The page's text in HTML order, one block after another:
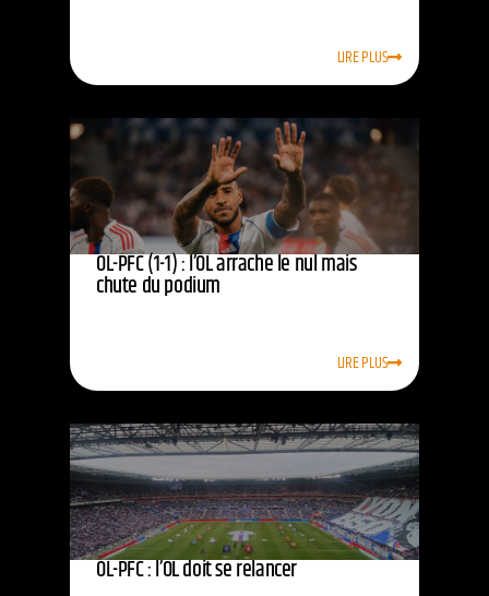
LIRE PLUS
OL-PFC (1-1) : l’OL arrache le nul mais
chute du podium
LIRE PLUS
OL-PFC : l’OL doit se relancer